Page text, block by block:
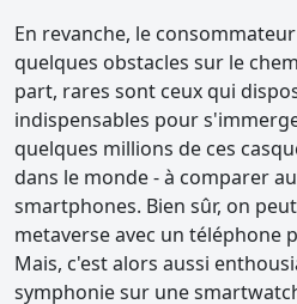
En revanche, le
quelques obstacles sur le
part, rares sont ceux qui
indispensables pour
quelques millions de ces
dans le monde - à comparer
smartphones. Bien sûr, on
metaverse avec un téléphone
Mais, c'est alors aussi
symphonie sur une